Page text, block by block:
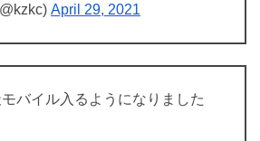
April 29, 2021
バイル入るようになりました